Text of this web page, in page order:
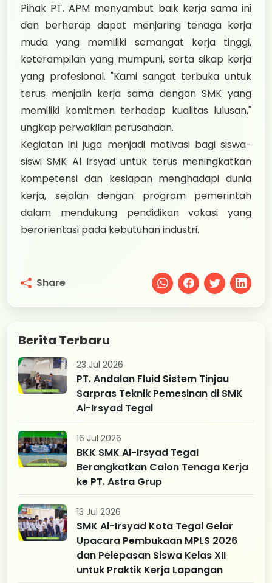
Pihak PT. APM menyambut baik kerja sama ini
dan berharap dapat menjaring tenaga kerja
muda yang memiliki semangat kerja tinggi,
keterampilan yang mumpuni, serta sikap kerja
yang profesional. "Kami sangat terbuka untuk
terus menjalin kerja sama dengan SMK yang
memiliki komitmen terhadap kualitas lulusan,"
ungkap perwakilan perusahaan.
Kegiatan ini juga menjadi motivasi bagi siswa-
siswi SMK Al Irsyad untuk terus meningkatkan
kompetensi dan kesiapan menghadapi dunia
kerja, sejalan dengan program pemerintah
dalam mendukung pendidikan vokasi yang
berorientasi pada kebutuhan industri.
Share
Berita Terbaru
23 Jul 2026
PT. Andalan Fluid Sistem Tinjau
Sarpras Teknik Pemesinan di SMK
Al-Irsyad Tegal
16 Jul 2026
BKK SMK Al-Irsyad Tegal
Berangkatkan Calon Tenaga Kerja
ke PT. Astra Grup
13 Jul 2026
SMK Al-Irsyad Kota Tegal Gelar
Upacara Pembukaan MPLS 2026
dan Pelepasan Siswa Kelas XII
untuk Praktik Kerja Lapangan